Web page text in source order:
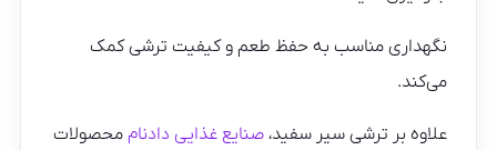
نگهداری مناسب به حفظ طعم و کیفیت ترشی کمک
می‌کند.
علاوه بر ترشی سیر سفید،صنایع غذایی دادنام محصولات